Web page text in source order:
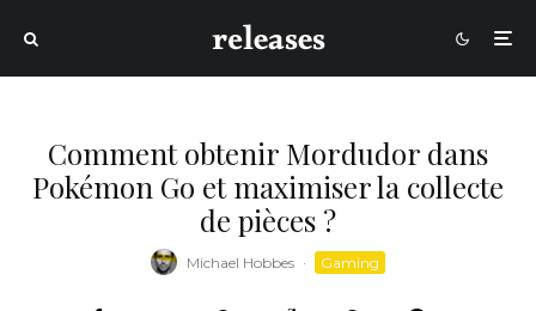
Comment obtenir Mordudor dans
Pokémon Go et maximiser la collecte
de pièces ?
Michael Hobbes · Gaming